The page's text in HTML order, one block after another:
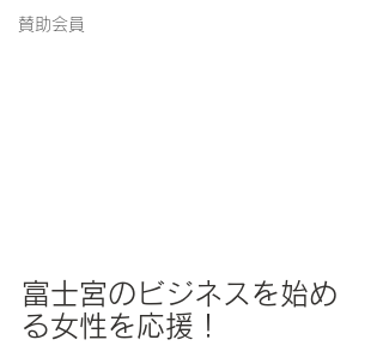
賛助会員
富士宮のビジネスを始め
る女性を応援！